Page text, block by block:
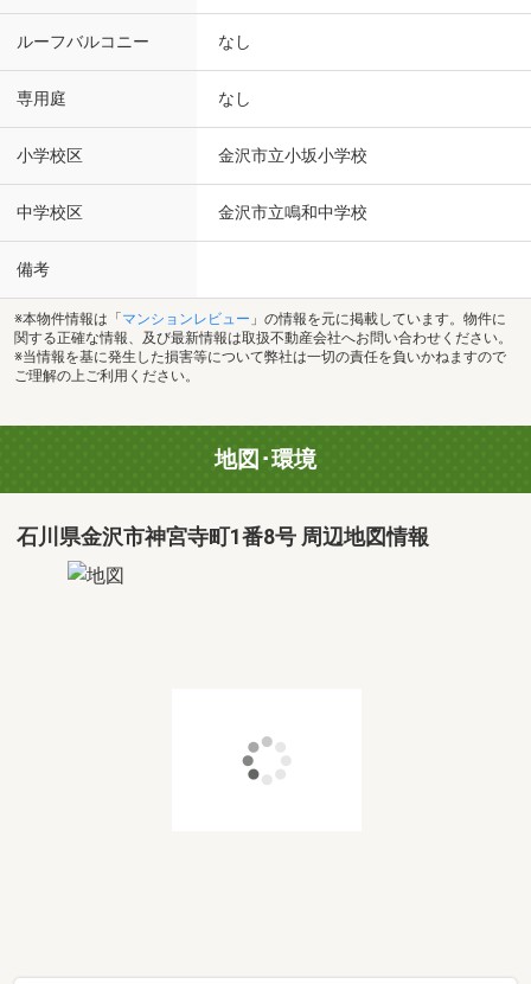
ルーフバルコニー なし
専用庭 なし
小学校区 金沢市立小坂小学校
中学校区 金沢市立鳴和中学校
備考
※本物件情報は「 マンションレビュー 」の情報を元に掲載しています。物件に
関する正確な情報、及び最新情報は取扱不動産会社へお問い合わせください。
※当情報を基に発生した損害等について弊社は一切の責任を負いかねますので
ご理解の上ご利用ください。
地図･環境
石川県金沢市神宮寺町1番8号 周辺地図情報